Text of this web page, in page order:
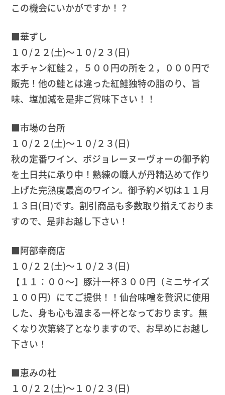
この機会にいかがですか！？
■華ずし
１０/２２(土)～１０/２３(日)
本チャン紅鮭２，５００円の所を２，０００円で
販売！他の鮭とは違った紅鮭独特の脂のり、旨
味、塩加減を是非ご賞味下さい！！
■市場の台所
１０/２２(土)～１０/２３(日)
秋の定番ワイン、ボジョレーヌーヴォーの御予約
を土日共に承り中！熟練の職人が丹精込めて作り
上げた完熟度最高のワイン。御予約〆切は１１月
１３日(日)です。割引商品も多数取り揃えておりま
すので、是非お越し下さい！
■阿部幸商店
１０/２２(土)～１０/２３(日)
【１１：００～】豚汁一杯３００円（ミニサイズ
１００円）にてご提供！！仙台味噌を贅沢に使用
した、身も心も温まる一杯となっております。無
くなり次第終了となりますので、お早めにお越し
下さい！
■恵みの杜
１０/２２(土)～１０/２３(日)